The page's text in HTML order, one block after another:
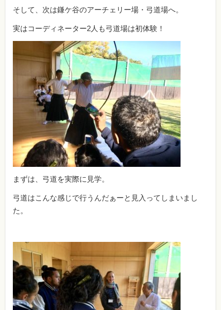
そして、次は鎌ケ谷のアーチェリー場・弓道場へ。
実はコーディネーター2人も弓道場は初体験！
まずは、弓道を実際に見学。
弓道はこんな感じで行うんだぁーと見入ってしまいまし
た。